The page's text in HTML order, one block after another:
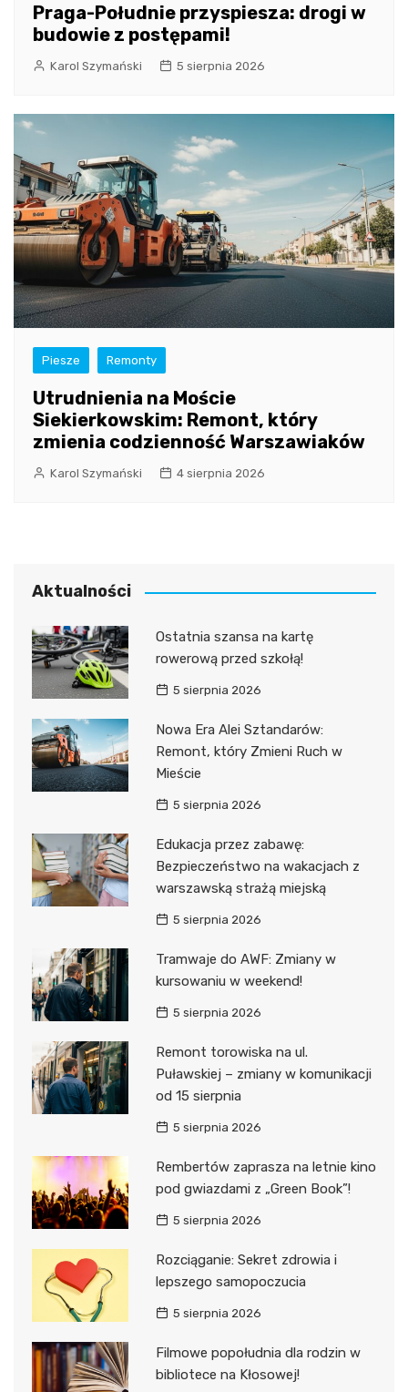
Praga-Południe przyspiesza: drogi w
budowie z postępami!
Karol Szymański 5 sierpnia 2026
Piesze Remonty
Utrudnienia na Moście
Siekierkowskim: Remont, który
zmienia codzienność Warszawiaków
Karol Szymański 4 sierpnia 2026
Aktualności
Ostatnia szansa na kartę
rowerową przed szkołą!
5 sierpnia 2026
Nowa Era Alei Sztandarów:
Remont, który Zmieni Ruch w
Mieście
5 sierpnia 2026
Edukacja przez zabawę:
Bezpieczeństwo na wakacjach z
warszawską strażą miejską
5 sierpnia 2026
Tramwaje do AWF: Zmiany w
kursowaniu w weekend!
5 sierpnia 2026
Remont torowiska na ul.
Puławskiej – zmiany w komunikacji
od 15 sierpnia
5 sierpnia 2026
Rembertów zaprasza na letnie kino
pod gwiazdami z „Green Book”!
5 sierpnia 2026
Rozciąganie: Sekret zdrowia i
lepszego samopoczucia
5 sierpnia 2026
Filmowe popołudnia dla rodzin w
bibliotece na Kłosowej!